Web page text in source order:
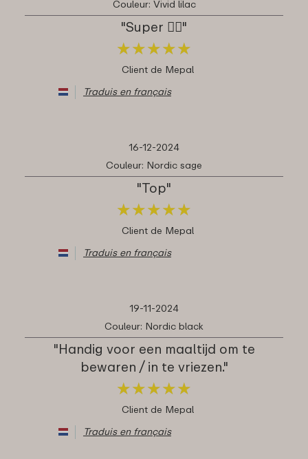
Couleur: Vivid lilac
"Super 👍🏼"
★★★★★
★★★★★
Client de Mepal
Traduis en français
16-12-2024
Couleur: Nordic sage
"Top"
★★★★★
★★★★★
Client de Mepal
Traduis en français
19-11-2024
Couleur: Nordic black
"Handig voor een maaltijd om te
bewaren / in te vriezen."
★★★★★
★★★★★
Client de Mepal
Traduis en français